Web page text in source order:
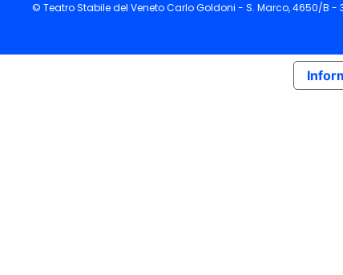
© Teatro Stabile del Veneto Carlo Goldoni - S. Marco, 4650/B -